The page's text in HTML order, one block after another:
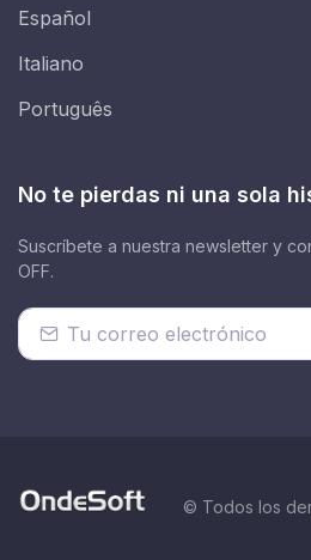
Español
Italiano
Português
No te pierdas ni una sola
Suscríbete a nuestra newsletter y
OFF.
© Todos los